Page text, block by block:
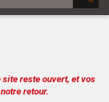
site reste ouvert, et vos
retour.